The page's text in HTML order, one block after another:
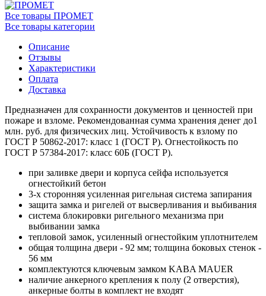
Все товары ПРОМЕТ
Все товары категории
Описание
Отзывы
Характеристики
Оплата
Доставка
Предназначен для сохранности документов и ценностей при
пожаре и взломе. Рекомендованная сумма хранения денег до1
млн. руб. для физических лиц. Устойчивость к взлому по
ГОСТ Р 50862-2017: класс 1 (ГОСТ Р). Огнестойкость по
ГОСТ Р 57384-2017: класс 60Б (ГОСТ Р).
при заливке двери и корпуса сейфа используется
огнестойкий бетон
3-х сторонняя усиленная ригельная система запирания
защита замка и ригелей от высверливания и выбивания
система блокировки ригельного механизма при
выбивании замка
тепловой замок, усиленный огнестойким уплотнителем
общая толщина двери - 92 мм; толщина боковых стенок -
56 мм
комплектуются ключевым замком KABA MAUER
наличие анкерного крепления к полу (2 отверстия),
анкерные болты в комплект не входят